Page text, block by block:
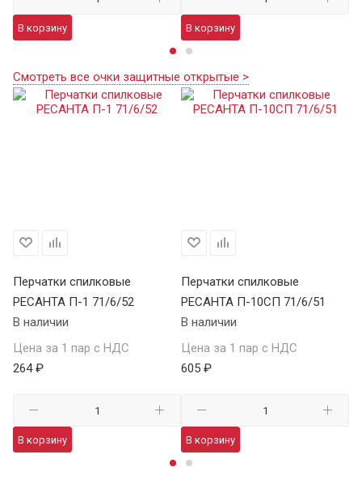
В корзину В корзину
Смотреть все очки защитные открытые >
Перчатки спилковые
РЕСАНТА П-1 71/6/52
В наличии
Цена за 1 пар с НДС
264 ₽
В корзину
Перчатки спилковые
РЕСАНТА П-10СП 71/6/51
В наличии
Цена за 1 пар с НДС
605 ₽
В корзину